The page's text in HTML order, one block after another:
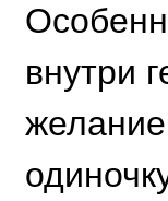
внутри